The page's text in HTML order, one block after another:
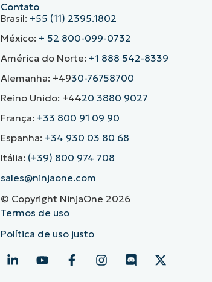
Contato
Brasil: +55 (11) 2395.1802
México: + 52 800-099-0732
América do Norte: +1 888 542-8339
Alemanha: +4930-76758700
Reino Unido: +4420 3880 9027
França: +33 800 91 09 90
Espanha: +34 930 03 80 68
Itália: (+39) 800 974 708
sales@ninjaone.com
© Copyright NinjaOne 2026
Termos de uso
Política de uso justo